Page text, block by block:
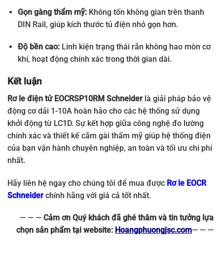
Gọn gàng thẩm mỹ:Không tốn không gian trên thanh
DIN Rail, giúp kích thước tủ điện nhỏ gọn hơn.
Độ bền cao:Linh kiện trạng thái rắn không hao mòn cơ
khí, hoạt động chính xác trong thời gian dài.
Kết luận
Rơ le điện tử EOCRSP10RM Schneider là giải pháp bảo vệ
động cơ dải 1-10A hoàn hảo cho các hệ thống sử dụng
khởi động từ LC1D. Sự kết hợp giữa công nghệ đo lường
chính xác và thiết kế cắm gài thẩm mỹ giúp hệ thống điện
của bạn vận hành chuyên nghiệp, an toàn và tối ưu chi phí
nhất.
Hãy liên hệ ngay cho chúng tôi để mua được Rơ le EOCR
Schneiderchính hãng với giá cả tốt nhất.
— — — Cảm ơn Quý khách đã ghé thăm và tin tưởng lựa
chọn sản phẩm tại website: Hoangphuongjsc.com— — —